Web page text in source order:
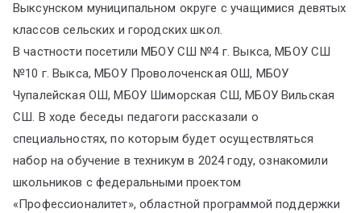
Выксунском муниципальном округе с учащимися девятых
классов сельских и городских школ.
В частности посетили МБОУ СШ №4 г. Выкса, МБОУ СШ
№10 г. Выкса, МБОУ Проволоченская ОШ, МБОУ
Чупалейская ОШ, МБОУ Шиморская СШ, МБОУ Вильская
СШ. В ходе беседы педагоги рассказали о
специальностях, по которым будет осуществляться
набор на обучение в техникум в 2024 году, ознакомили
школьников с федеральными проектом
«Профессионалитет», областной программой поддержки